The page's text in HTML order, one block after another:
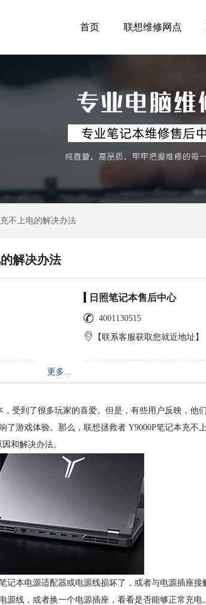
首页 联想维修网点
不上电的解决办法
解决办法
日照笔记本售后中心
4001130515
【联系客服获取您就近地址】
更多...
到了很多玩家的喜爱。但是，有些用户反映，他
游戏体验。那么，联想拯救者 Y9000P笔记本充不
和解决办法。
本电源适配器或电源线损坏了，或者与电源插座接
源线，或者换一个电源插座，看看是否能够正常充